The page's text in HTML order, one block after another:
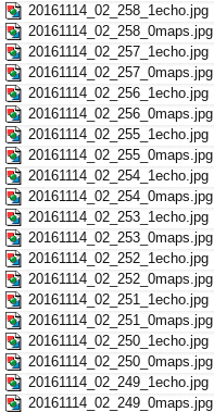
20161114_02_258_1echo.jpg
20161114_02_258_0maps.jpg
20161114_02_257_1echo.jpg
20161114_02_257_0maps.jpg
20161114_02_256_1echo.jpg
20161114_02_256_0maps.jpg
20161114_02_255_1echo.jpg
20161114_02_255_0maps.jpg
20161114_02_254_1echo.jpg
20161114_02_254_0maps.jpg
20161114_02_253_1echo.jpg
20161114_02_253_0maps.jpg
20161114_02_252_1echo.jpg
20161114_02_252_0maps.jpg
20161114_02_251_1echo.jpg
20161114_02_251_0maps.jpg
20161114_02_250_1echo.jpg
20161114_02_250_0maps.jpg
20161114_02_249_1echo.jpg
20161114_02_249_0maps.jpg